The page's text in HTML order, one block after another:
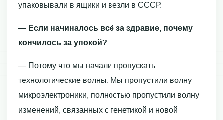
упаковывали в ящики и везли в СССР.
— Если начиналось всё за здравие, почему
кончилось за упокой?
— Потому что мы начали пропускать
технологические волны. Мы пропустили волну
микроэлектроники, полностью пропустили волну
изменений, связанных с генетикой и новой